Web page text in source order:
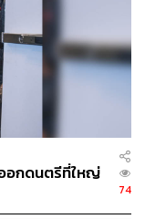
ออกดนตรีที่ใหญ่
74